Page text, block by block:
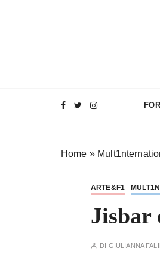
Home »
ARTE&F1
Jisbar
DI GIULIANNA